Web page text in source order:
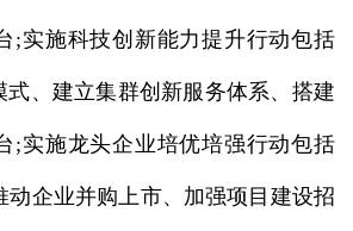
;实施科技创新能力提升行动包括
式、建立集群创新服务体系、搭建
;实施龙头企业培优培强行动包括
动企业并购上市、加强项目建设招